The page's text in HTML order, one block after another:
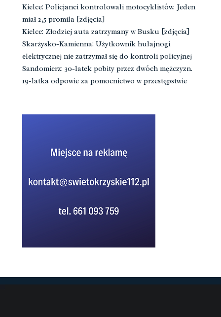
Kielce: Policjanci kontrolowali motocyklistów. Jeden
miał 2,5 promila [zdjęcia]
Kielce: Złodziej auta zatrzymany w Busku [zdjęcia]
Skarżysko-Kamienna: Użytkownik hulajnogi
elektrycznej nie zatrzymał się do kontroli policyjnej
Sandomierz: 30-latek pobity przez dwóch mężczyzn.
19-latka odpowie za pomocnictwo w przestępstwie